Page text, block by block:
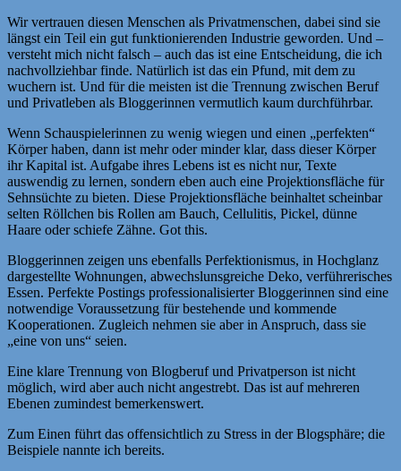
Wir vertrauen diesen Menschen als Privatmenschen, dabei sind sie
längst ein Teil ein gut funktionierenden Industrie geworden. Und –
versteht mich nicht falsch – auch das ist eine Entscheidung, die ich
nachvollziehbar finde. Natürlich ist das ein Pfund, mit dem zu
wuchern ist. Und für die meisten ist die Trennung zwischen Beruf
und Privatleben als Bloggerinnen vermutlich kaum durchführbar.
Wenn Schauspielerinnen zu wenig wiegen und einen „perfekten“
Körper haben, dann ist mehr oder minder klar, dass dieser Körper
ihr Kapital ist. Aufgabe ihres Lebens ist es nicht nur, Texte
auswendig zu lernen, sondern eben auch eine Projektionsfläche für
Sehnsüchte zu bieten. Diese Projektionsfläche beinhaltet scheinbar
selten Röllchen bis Rollen am Bauch, Cellulitis, Pickel, dünne
Haare oder schiefe Zähne. Got this.
Bloggerinnen zeigen uns ebenfalls Perfektionismus, in Hochglanz
dargestellte Wohnungen, abwechslunsgreiche Deko, verführerisches
Essen. Perfekte Postings professionalisierter Bloggerinnen sind eine
notwendige Voraussetzung für bestehende und kommende
Kooperationen. Zugleich nehmen sie aber in Anspruch, dass sie
„eine von uns“ seien.
Eine klare Trennung von Blogberuf und Privatperson ist nicht
möglich, wird aber auch nicht angestrebt. Das ist auf mehreren
Ebenen zumindest bemerkenswert.
Zum Einen führt das offensichtlich zu Stress in der Blogsphäre; die
Beispiele nannte ich bereits.